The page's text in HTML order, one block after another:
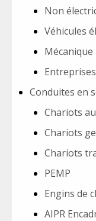
Non
Véhicules
Mécanique
Conduites en
Chariots
Chariots
Chariots
PEMP
Engins de
AIPR